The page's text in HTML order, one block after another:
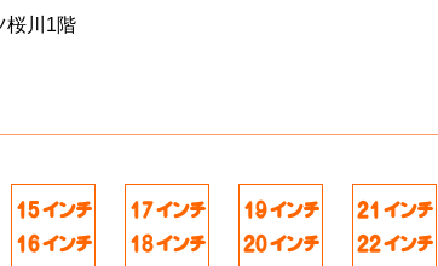
桜川1階